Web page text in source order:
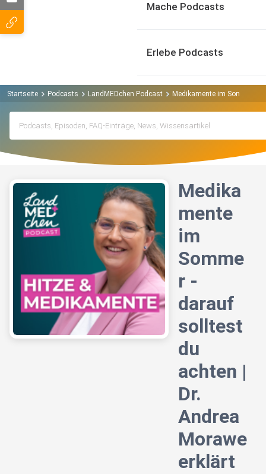
Mache Podcasts
Erlebe Podcasts
Startseite Podcasts LandMEDchen Podcast Medikamente im Sommer -
Medika
mente
im
Somme
r -
darauf
solltest
du
achten |
Dr.
Andrea
Morawe
erklärt